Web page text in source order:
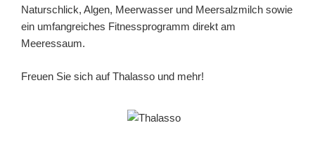
Naturschlick, Algen, Meerwasser und Meersalzmilch sowie
ein umfangreiches Fitnessprogramm direkt am
Meeressaum.
Freuen Sie sich auf Thalasso und mehr!